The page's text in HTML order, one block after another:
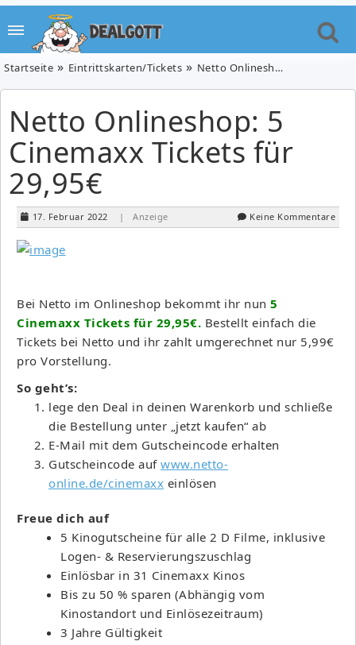
Startseite Eintrittskarten/Tickets Netto Onlineshop: 5 Cinemaxx Tickets für 29,95€
Netto Onlineshop: 5
Cinemaxx Tickets für
29,95€
17. Februar 2022 | Anzeige Keine Kommentare
Bei Netto im Onlineshop bekommt ihr nun 5
Cinemaxx Tickets für 29,95€. Bestellt einfach die
Tickets bei Netto und ihr zahlt umgerechnet nur 5,99€
pro Vorstellung.
So geht’s:
lege den Deal in deinen Warenkorb und schließe
die Bestellung unter „jetzt kaufen“ ab
E-Mail mit dem Gutscheincode erhalten
Gutscheincode auf www.netto-
online.de/cinemaxx einlösen
Freue dich auf
5 Kinogutscheine für alle 2 D Filme, inklusive
Logen- & Reservierungszuschlag
Einlösbar in 31 Cinemaxx Kinos
Bis zu 50 % sparen (Abhängig vom
Kinostandort und Einlösezeitraum)
3 Jahre Gültigkeit